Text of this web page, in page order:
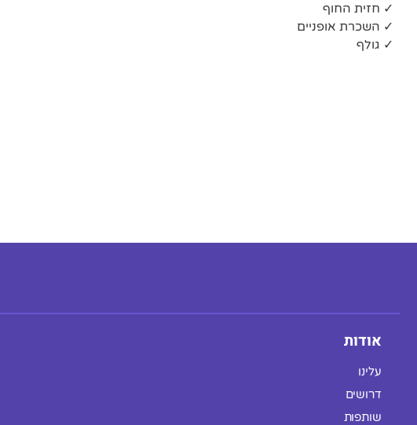
✓ חזית החוף
✓ השכרת אופניים
✓ גולף
אודות
עלינו
דרושים
שותפות